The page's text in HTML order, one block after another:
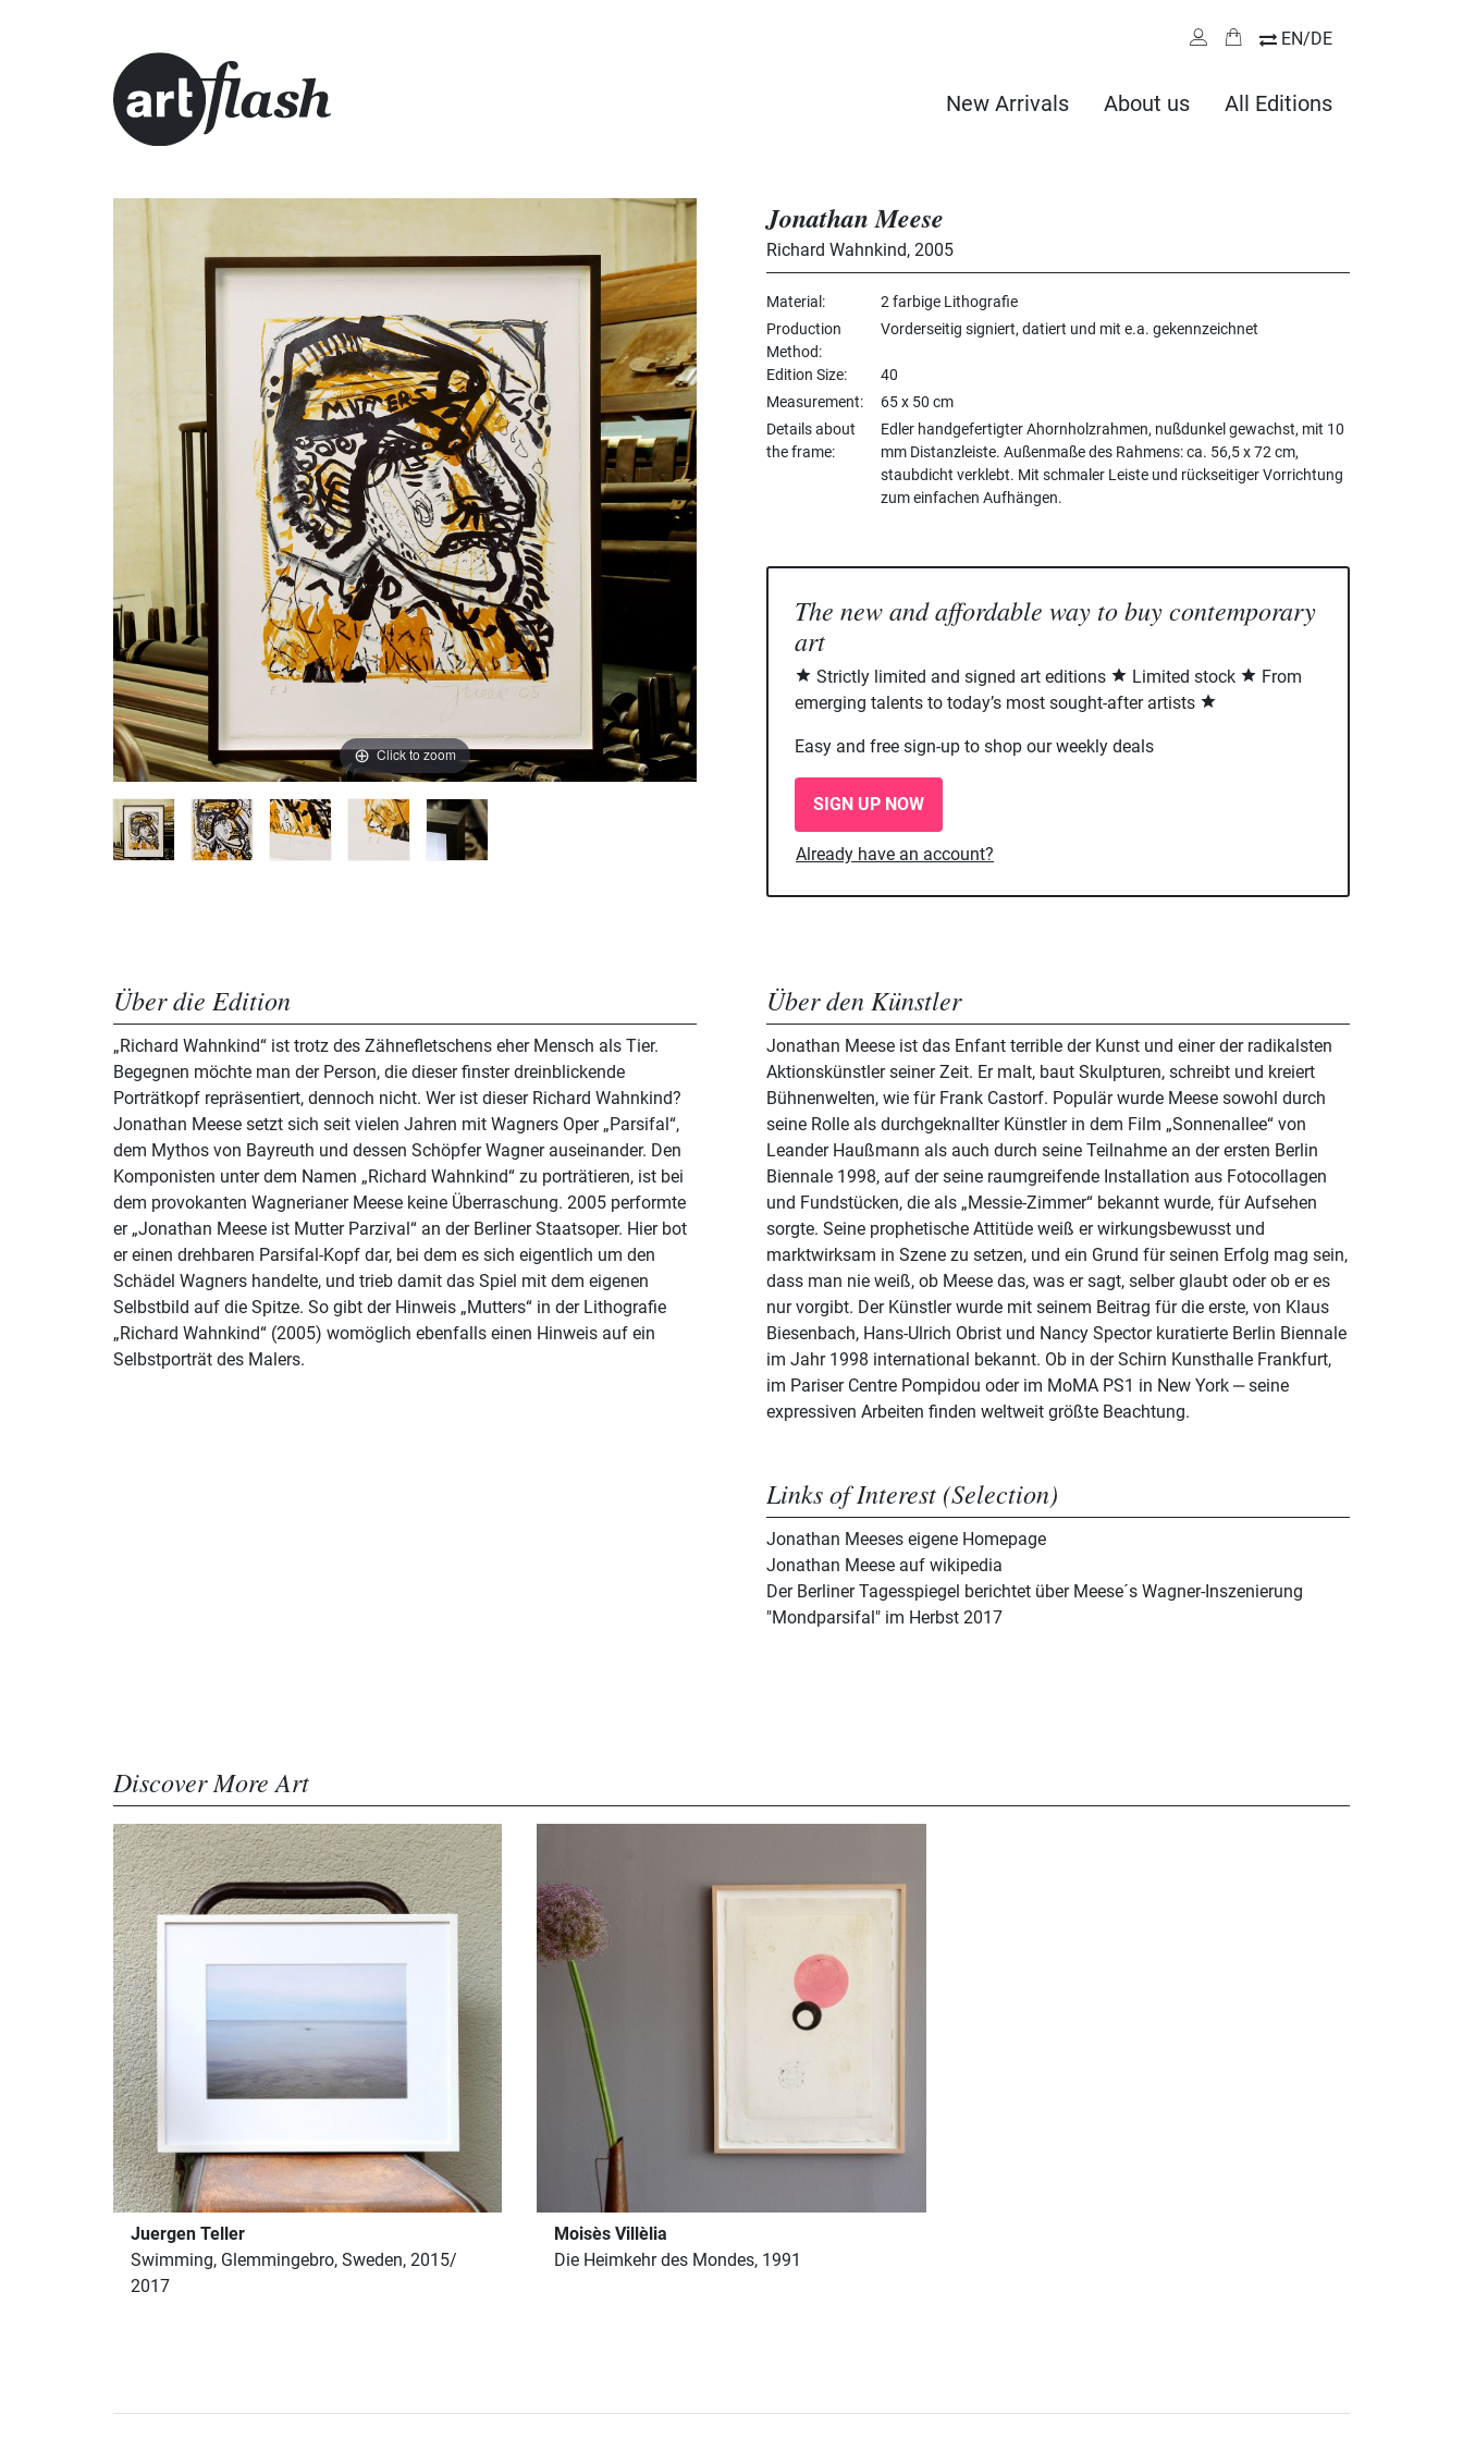
EN/DE
New Arrivals About us All Editions
Click to zoom
Jonathan Meese
Richard Wahnkind, 2005
Material
2 farbige Lithografie
Production
Method
Vorderseitig signiert, datiert und mit e.a. gekennzeichnet
Edition Size
40
Measurement
65 x 50 cm
Details about
the frame
Edler handgefertigter Ahornholzrahmen, nußdunkel gewachst, mit 10
mm Distanzleiste. Außenmaße des Rahmens: ca. 56,5 x 72 cm,
staubdicht verklebt. Mit schmaler Leiste und rückseitiger Vorrichtung
zum einfachen Aufhängen.
The new and affordable way to buy contemporary
art
Strictly limited and signed art editions Limited stock
From
emerging talents to today’s most sought-after artists
Easy and free sign-up to shop our weekly deals
SIGN UP NOW
Already have an account?
Über die Edition
„Richard Wahnkind“ ist trotz des Zähnefletschens eher Mensch als Tier.
Begegnen möchte man der Person, die dieser finster dreinblickende
Porträtkopf repräsentiert, dennoch nicht. Wer ist dieser Richard Wahnkind?
Jonathan Meese setzt sich seit vielen Jahren mit Wagners Oper „Parsifal“,
dem Mythos von Bayreuth und dessen Schöpfer Wagner auseinander. Den
Komponisten unter dem Namen „Richard Wahnkind“ zu porträtieren, ist bei
dem provokanten Wagnerianer Meese keine Überraschung. 2005 performte
er „Jonathan Meese ist Mutter Parzival“ an der Berliner Staatsoper. Hier bot
er einen drehbaren Parsifal-Kopf dar, bei dem es sich eigentlich um den
Schädel Wagners handelte, und trieb damit das Spiel mit dem eigenen
Selbstbild auf die Spitze. So gibt der Hinweis „Mutters“ in der Lithografie
„Richard Wahnkind“ (2005) womöglich ebenfalls einen Hinweis auf ein
Selbstporträt des Malers.
Über den Künstler
Jonathan Meese ist das Enfant terrible der Kunst und einer der radikalsten
Aktionskünstler seiner Zeit. Er malt, baut Skulpturen, schreibt und kreiert
Bühnenwelten, wie für Frank Castorf. Populär wurde Meese sowohl durch
seine Rolle als durchgeknallter Künstler in dem Film „Sonnenallee“ von
Leander Haußmann als auch durch seine Teilnahme an der ersten Berlin
Biennale 1998, auf der seine raumgreifende Installation aus Fotocollagen
und Fundstücken, die als „Messie-Zimmer“ bekannt wurde, für Aufsehen
sorgte. Seine prophetische Attitüde weiß er wirkungsbewusst und
marktwirksam in Szene zu setzen, und ein Grund für seinen Erfolg mag sein,
dass man nie weiß, ob Meese das, was er sagt, selber glaubt oder ob er es
nur vorgibt. Der Künstler wurde mit seinem Beitrag für die erste, von Klaus
Biesenbach, Hans-Ulrich Obrist und Nancy Spector kuratierte Berlin Biennale
im Jahr 1998 international bekannt. Ob in der Schirn Kunsthalle Frankfurt,
im Pariser Centre Pompidou oder im MoMA PS1 in New York ‒ seine
expressiven Arbeiten finden weltweit größte Beachtung.
Links of Interest (Selection)
Jonathan Meeses eigene Homepage
Jonathan Meese auf wikipedia
Der Berliner Tagesspiegel berichtet über Meese´s Wagner-Inszenierung
"Mondparsifal" im Herbst 2017
Discover More Art
Juergen Teller
Swimming, Glemmingebro, Sweden, 2015/
2017
Moisès Villèlia
Die Heimkehr des Mondes, 1991